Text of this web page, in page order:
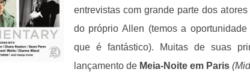
entrevistas com grande parte dos
do próprio Allen (temos a
que é fantástico). Muitas de suas
lançamento de Meia-Noite em Paris